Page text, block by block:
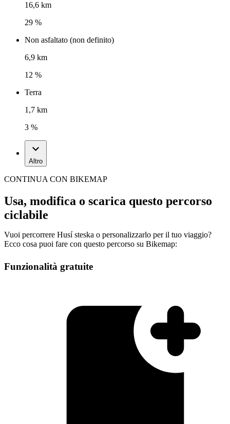
16,6 km
29 %
Non asfaltato (non definito)
6,9 km
12 %
Terra
1,7 km
3 %
Altro
CONTINUA CON BIKEMAP
Usa, modifica o scarica questo percorso
ciclabile
Vuoi percorrere Husí steska o personalizzarlo per il tuo viaggio?
Ecco cosa puoi fare con questo percorso su Bikemap:
Funzionalità gratuite